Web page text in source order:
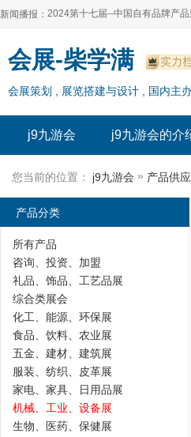
新闻播报：
2024上海自有品牌展--百货展|食
2024全球自有--品牌产品亚洲展
2024上海自有品牌展--2024上海
2024第十七届--中国自有品牌产
2024全球自有--品牌产品亚洲展（
2024年上海--第17届自有品牌展
会展-柴学满
会展策划 , 展览搭建与设计 , 国内主
j9九游会 j9九游会的介
您当前的位置： j9九游会 » 产品供应
产品分类
所有产品
咨询、投资、加盟
礼品、饰品、工艺品展
综合类展会
化工、能源、环保展
食品、饮料、农业展
五金、建材、建筑展
服装、纺织、皮革展
家电、家具、日用品展
机械、工业、设备展
生物、医药、保健展